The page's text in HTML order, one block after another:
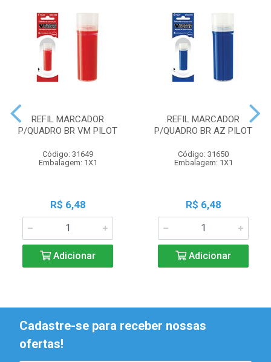
REFIL MARCADOR
P/QUADRO BR VM PILOT
Código: 31649
Embalagem: 1X1
R$ 6,48
Adicionar
REFIL MARCADOR
P/QUADRO BR AZ PILOT
Código: 31650
Embalagem: 1X1
R$ 6,48
Adicionar
Cadastre-se para receber nossas
ofertas!